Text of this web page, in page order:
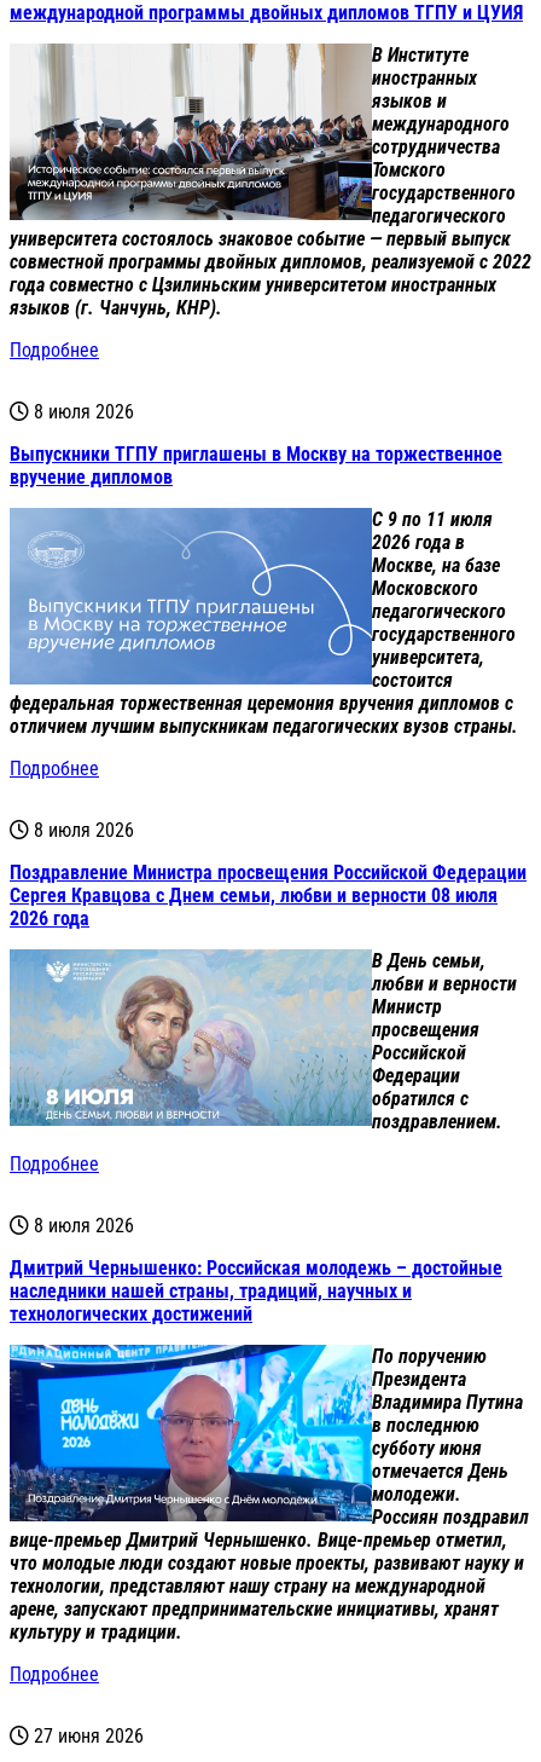
международной программы двойных дипломов ТГПУ и ЦУИЯ
В Институте
иностранных
языков и
международного
сотрудничества
Томского
государственного
педагогического
университета состоялось знаковое событие — первый выпуск
совместной программы двойных дипломов, реализуемой с 2022
года совместно с Цзилиньским университетом иностранных
языков (г. Чанчунь, КНР).
Подробнее
8 июля 2026
Выпускники ТГПУ приглашены в Москву на торжественное
вручение дипломов
С 9 по 11 июля
2026 года в
Москве, на базе
Московского
педагогического
государственного
университета,
состоится
федеральная торжественная церемония вручения дипломов с
отличием лучшим выпускникам педагогических вузов страны.
Подробнее
8 июля 2026
Поздравление Министра просвещения Российской Федерации
Сергея Кравцова с Днем семьи, любви и верности 08 июля
2026 года
В День семьи,
любви и верности
Министр
просвещения
Российской
Федерации
обратился с
поздравлением.
Подробнее
8 июля 2026
Дмитрий Чернышенко: Российская молодежь – достойные
наследники нашей страны, традиций, научных и
технологических достижений
По поручению
Президента
Владимира Путина
в последнюю
субботу июня
отмечается День
молодежи.
Россиян поздравил
вице-премьер Дмитрий Чернышенко. Вице-премьер отметил,
что молодые люди создают новые проекты, развивают науку и
технологии, представляют нашу страну на международной
арене, запускают предпринимательские инициативы, хранят
культуру и традиции.
Подробнее
27 июня 2026